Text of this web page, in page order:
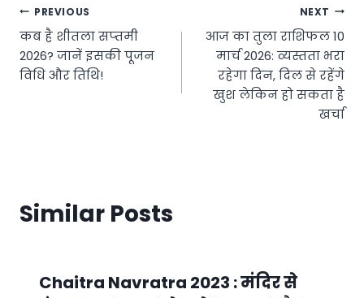
Post
navigation
PREVIOUS
कब है शीतला सप्‍तमी
2026? जानें इसकी पूजन
विधि और तिथि!
NEXT
आज का तुला राशिफल 10
मार्च 2026: व्यस्तता भरा
रहेगा दिन, दिल से रहेंगे
खुश लेकिन हो सकता है
खर्चा
Similar Posts
Chaitra Navratra 2023 : मंदिर से